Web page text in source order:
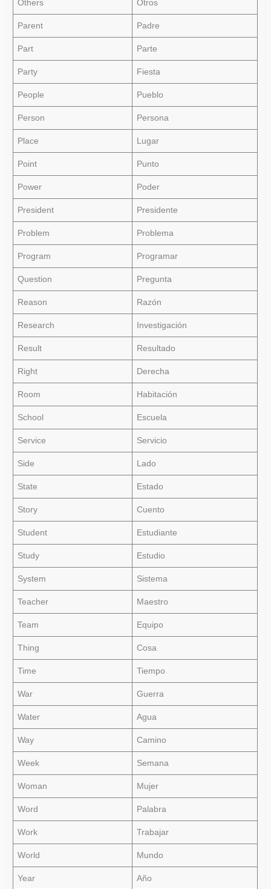
Others Otros
Parent Padre
Part Parte
Party Fiesta
People Pueblo
Person Persona
Place Lugar
Point Punto
Power Poder
President Presidente
Problem Problema
Program Programar
Question Pregunta
Reason Razón
Research Investigación
Result Resultado
Right Derecha
Room Habitación
School Escuela
Service Servicio
Side Lado
State Estado
Story Cuento
Student Estudiante
Study Estudio
System Sistema
Teacher Maestro
Team Equipo
Thing Cosa
Time Tiempo
War Guerra
Water Agua
Way Camino
Week Semana
Woman Mujer
Word Palabra
Work Trabajar
World Mundo
Year Año